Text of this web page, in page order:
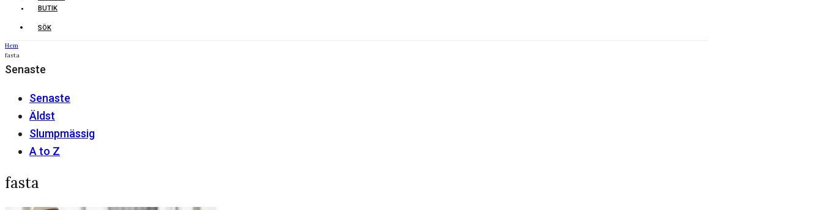
BUTIK
SÖK
Hem
fasta
Senaste
Senaste
Äldst
Slumpmässig
A to Z
fasta